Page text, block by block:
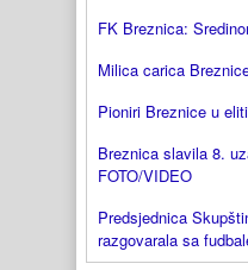
FK Breznica:
Milica carica
Pioniri Breznice u eliti
Breznica slavila 8.
FOTO/VIDEO
Predsjednica
razgovarala sa